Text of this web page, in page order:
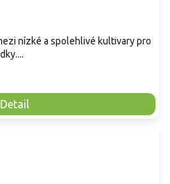
Detail
nízké a spolehlivé kultivary pro